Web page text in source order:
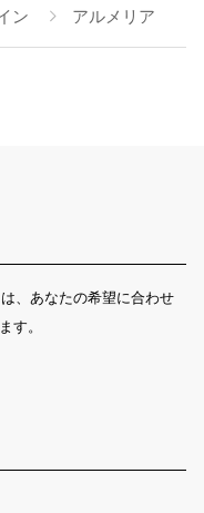
ン アルメリア
、あなたの希望に合わせ
す。